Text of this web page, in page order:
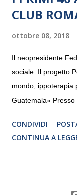
CLUB
ottobre 08, 2018
Il neopresidente
sociale. Il progetto
mondo, ippoterapia
Guatemala» Presso
programmazione
i quaranta anni di
CONDIVIDI
CONTINUA A